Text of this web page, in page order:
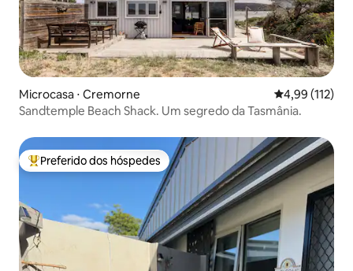
Microcasa ⋅ Cremorne 4,99 de uma
4,99 (112)
Sandtemple Beach Shack. Um segredo da Tasmânia.
Entre os melhores preferidos dos hóspedes
Preferido dos hóspedes